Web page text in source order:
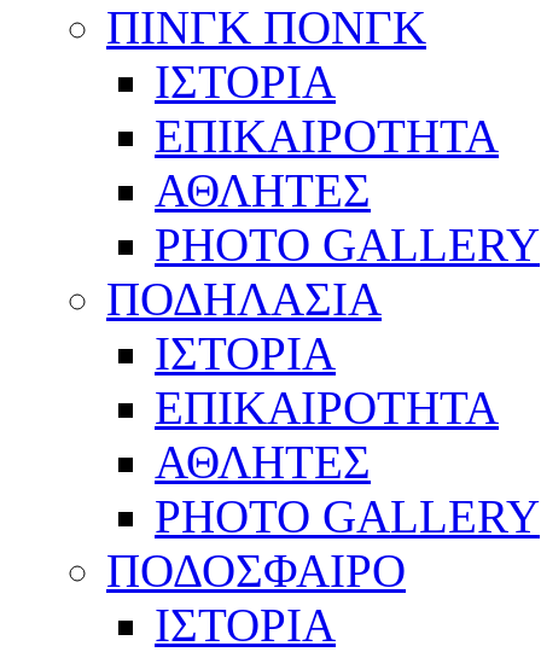
ΠΙΝΓΚ ΠΟΝΓΚ
ΙΣΤΟΡΙΑ
ΕΠΙΚΑΙΡΟΤΗΤΑ
ΑΘΛΗΤΕΣ
PHOTO GALLERY
ΠΟΔΗΛΑΣΙΑ
ΙΣΤΟΡΙΑ
ΕΠΙΚΑΙΡΟΤΗΤΑ
ΑΘΛΗΤΕΣ
PHOTO GALLERY
ΠΟΔΟΣΦΑΙΡΟ
ΙΣΤΟΡΙΑ